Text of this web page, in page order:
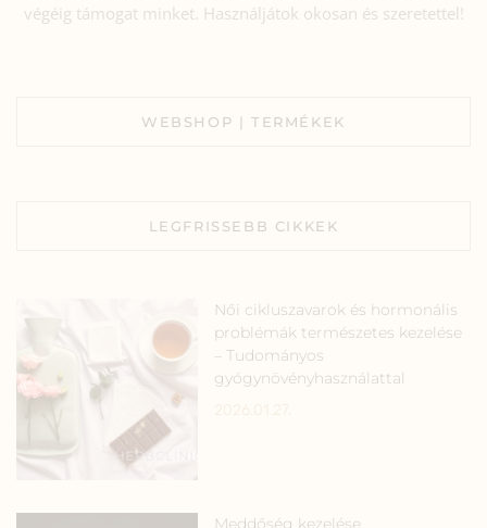
végéig támogat minket. Használjátok okosan és szeretettel!
WEBSHOP | TERMÉKEK
LEGFRISSEBB CIKKEK
Női cikluszavarok és hormonális
problémák természetes kezelése
– Tudományos
gyógynövényhasználattal
Meddőség kezelése